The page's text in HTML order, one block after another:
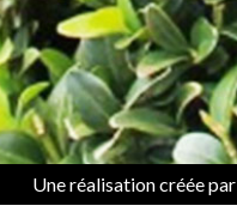
Une réalisation créée par